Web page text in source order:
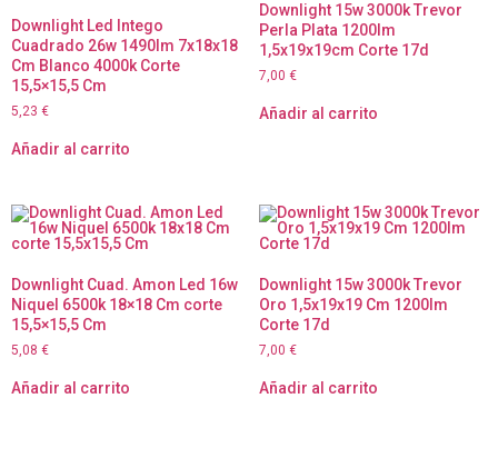
Downlight Led Intego
Cuadrado 26w 1490lm 7x18x18
Cm Blanco 4000k Corte
15,5×15,5 Cm
5,23 €
Añadir al carrito
Downlight 15w 3000k Trevor
Perla Plata 1200lm
1,5x19x19cm Corte 17d
7,00 €
Añadir al carrito
Downlight Cuad. Amon Led 16w
Niquel 6500k 18×18 Cm corte
15,5×15,5 Cm
5,08 €
Añadir al carrito
Downlight 15w 3000k Trevor
Oro 1,5x19x19 Cm 1200lm
Corte 17d
7,00 €
Añadir al carrito